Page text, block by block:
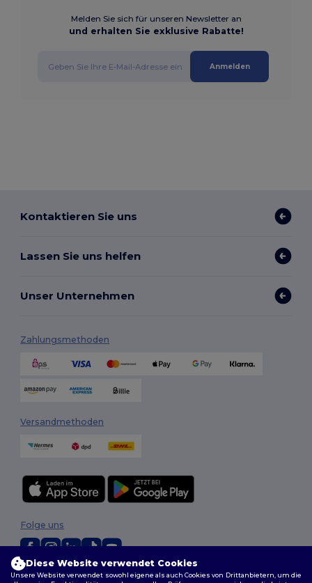
Melden Sie sich für unseren Newsletter an
und erhalten Sie exklusive Rabatte!
Anmelden
Kontaktieren Sie uns
Lassen Sie uns helfen
Unser Unternehmen
Zahlungsmethoden
Versandmethoden
2026. Alle Rechte vorbehalten
Folge uns
Diese Website verwendet Cookies
Unsere Website verwendet sowohl eigene als auch Cookies von Drittanbietern, um die